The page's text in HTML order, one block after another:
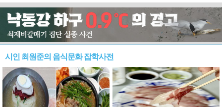
시인 최원준의 음식문화 잡학사전